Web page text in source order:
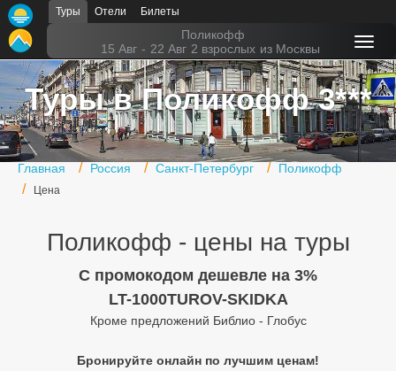
Туры Отели Билеты
Поликофф
15 Авг - 22 Авг 2 взрослых из Москвы
Туры в Поликофф 3***
Главная Россия Санкт-Петербург Поликофф
Цена
Поликофф - цены на туры
C промокодом дешевле на 3%
LT-1000TUROV-SKIDKA
Кроме предложений Библио - Глобус
Бронируйте онлайн по лучшим ценам!
Главная
Горящие туры
Туры в Турцию
Туры в Египет
Помощь
Подборки отелей